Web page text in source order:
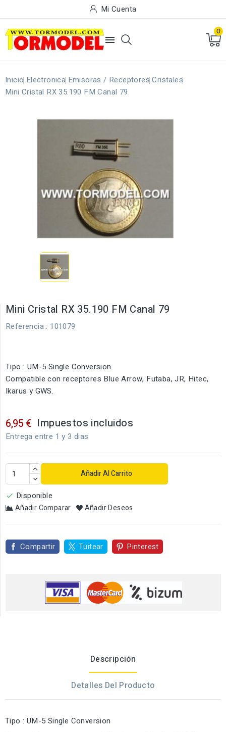
Mi Cuenta

0
Inicio Electronica Emisoras / Receptores Cristales
Mini Cristal RX 35.190 FM Canal 79
Mini Cristal RX 35.190 FM Canal 79
Referencia : 101079
Tipo : UM-5 Single Conversion
Compatible con receptores Blue Arrow, Futaba, JR, Hitec,
Ikarus y GWS.
6,95 € Impuestos incluidos
Entrega entre 1 y 3 dias
Añadir Al Carrito
 Disponible
Añadir Comparar Añadir Deseos
Compartir Tuitear Pinterest
Descripción
Detalles Del Producto
Tipo : UM-5 Single Conversion